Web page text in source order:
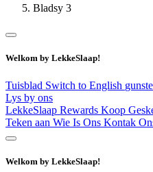
Bladsy 3
Welkom by LekkeSlaap!
Tuisblad Switch to English
Lys by ons
LekkeSlaap Rewards Koop
Teken aan Wie Is Ons Kontak
Welkom by LekkeSlaap!